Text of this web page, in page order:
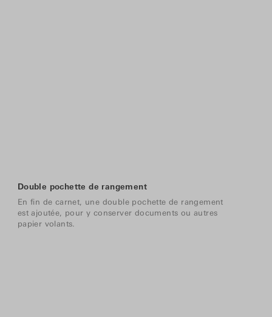
Double pochette de rangement
En fin de carnet, une double pochette de rangement
est ajoutée, pour y conserver documents ou autres
papier volants.